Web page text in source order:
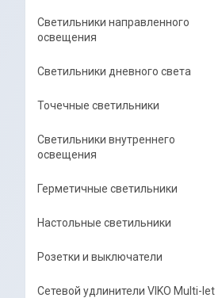
Светильники направленного
освещения
Светильники дневного света
Точечные светильники
Светильники внутреннего
освещения
Герметичные светильники
Настольные светильники
Розетки и выключатели
Сетевой удлинители VIKO Multi-let